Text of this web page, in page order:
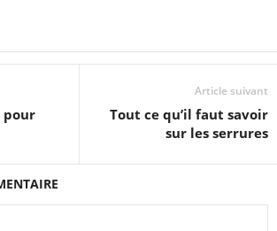
pour
Article suivant
Tout ce qu’il faut savoir
sur les serrures